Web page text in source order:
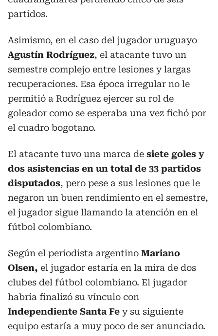
partidos.
Asimismo, en el caso del jugador uruguayo
Agustín Rodríguez, el atacante tuvo un
semestre complejo entre lesiones y largas
recuperaciones. Esa época irregular no le
permitió a Rodríguez ejercer su rol de
goleador como se esperaba una vez fichó por
el cuadro bogotano.
El atacante tuvo una marca de siete goles y
dos asistencias en un total de 33 partidos
disputados, pero pese a sus lesiones que le
negaron un buen rendimiento en el semestre,
el jugador sigue llamando la atención en el
fútbol colombiano.
Según el periodista argentino Mariano
Olsen, el jugador estaría en la mira de dos
clubes del fútbol colombiano. El jugador
habría finalizó su vínculo con
Independiente Santa Fe y su siguiente
equipo estaría a muy poco de ser anunciado.